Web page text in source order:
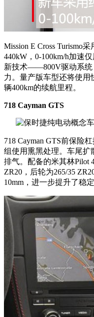
Mission E Cross Turismo
440kW，0-100km/h加速
新技术——800V驱动系统
力。量产版车型还将使用
辆400km的续航里程。
718 Cayman GTS
718 Cayman GTS前保险
组使用熏黑处理。车尾扩
排气。配备的米其林Pilot
ZR20，后轮为265/35
10mm，进一步提升了稳定